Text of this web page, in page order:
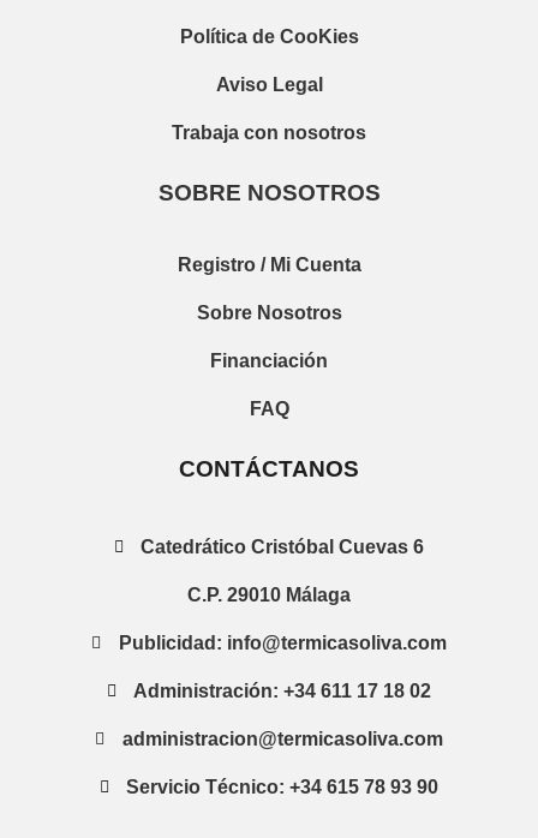
Política de CooKies
Aviso Legal
Trabaja con nosotros
SOBRE NOSOTROS
Registro / Mi Cuenta
Sobre Nosotros
Financiación
FAQ
CONTÁCTANOS
Catedrático Cristóbal Cuevas 6
C.P. 29010 Málaga
Publicidad: info@termicasoliva.com
Administración: +34 611 17 18 02
administracion@termicasoliva.com
Servicio Técnico: +34 615 78 93 90